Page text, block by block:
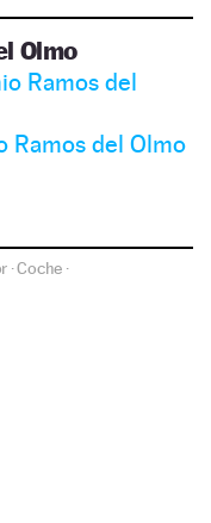
Olmo
Ramos del
Ramos del Olmo
·Coche ·